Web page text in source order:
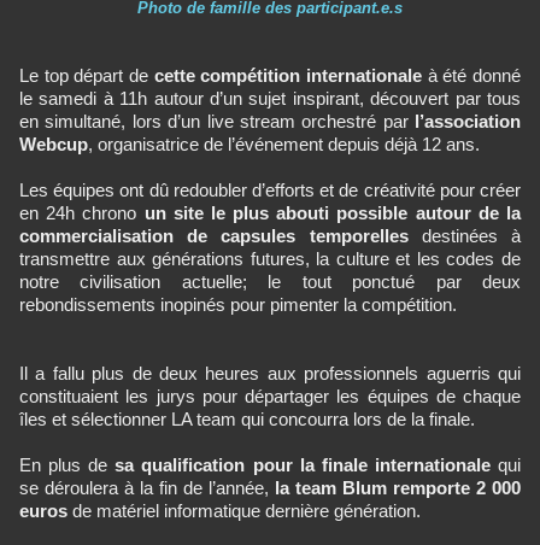
Photo de famille des participant.e.s
Le top départ de cette compétition internationale à été donné
le samedi à 11h autour d’un sujet inspirant, découvert par tous
en simultané, lors d’un live stream orchestré parl’association
Webcup, organisatrice de l’événement depuis déjà 12 ans.
Les équipes ont dû redoubler d’efforts et de créativité pour créer
en 24h chrono un site le plus abouti possible autour de la
commercialisation de capsules temporellesdestinées à
transmettre aux générations futures, la culture et les codes de
notre civilisation actuelle; le tout ponctué par deux
rebondissements inopinés pour pimenter la compétition.
Il a fallu plus de deux heures aux professionnels aguerris qui
constituaient les jurys pour départager les équipes de chaque
îles et sélectionner LA team qui concourra lors de la finale.
En plus desa qualification pour la finale internationalequi
se déroulera à la fin de l’année, la team Blum remporte 2 000
euros de matériel informatique dernière génération.